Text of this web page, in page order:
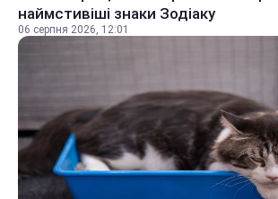
наймстивіші знаки Зодіаку
06 серпня 2026, 12:01